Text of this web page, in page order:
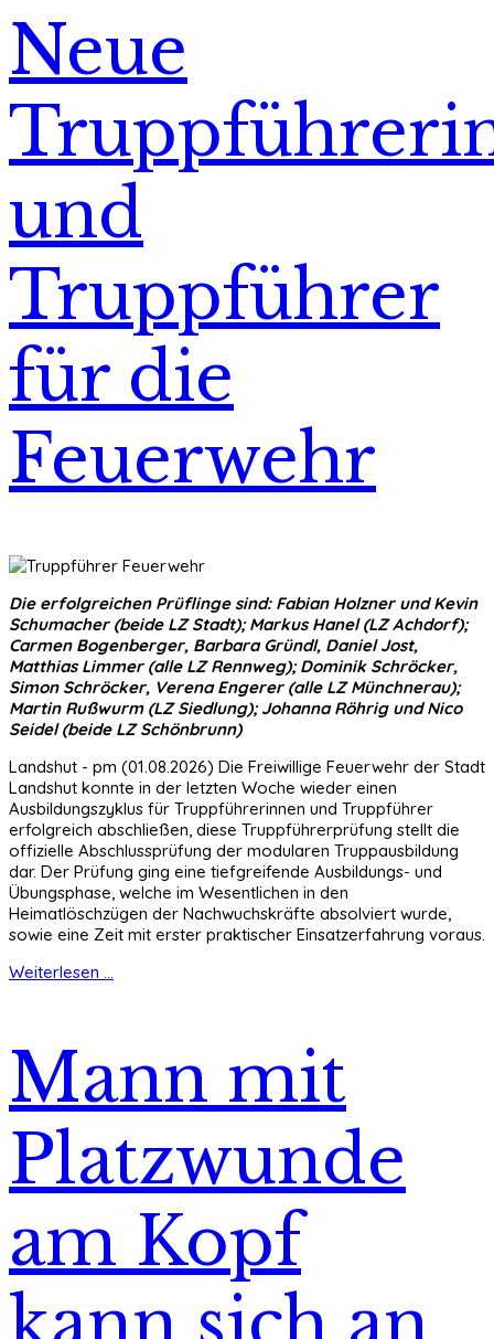
Neue
und
Truppführer
für die
Feuerwehr
Die erfolgreichen Prüflinge sind: Fabian Holzner und Kevin
Schumacher (beide LZ Stadt); Markus Hanel (LZ Achdorf);
Carmen Bogenberger, Barbara Gründl, Daniel Jost,
Matthias Limmer (alle LZ Rennweg); Dominik Schröcker,
Simon Schröcker, Verena Engerer (alle LZ Münchnerau);
Martin Rußwurm (LZ Siedlung); Johanna Röhrig und Nico
Seidel (beide LZ Schönbrunn)
Landshut - pm (01.08.2026) Die Freiwillige Feuerwehr der Stadt
Landshut konnte in der letzten Woche wieder einen
Ausbildungszyklus für Truppführerinnen und Truppführer
erfolgreich abschließen, diese Truppführerprüfung stellt die
offizielle Abschlussprüfung der modularen Truppausbildung
dar. Der Prüfung ging eine tiefgreifende Ausbildungs- und
Übungsphase, welche im Wesentlichen in den
Heimatlöschzügen der Nachwuchskräfte absolviert wurde,
sowie eine Zeit mit erster praktischer Einsatzerfahrung voraus.
Weiterlesen ...
Mann mit
Platzwunde
am Kopf